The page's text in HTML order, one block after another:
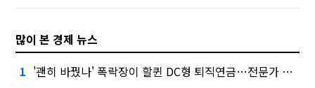
많이 본 경제 뉴스
1 '괜히 바꿨나' 폭락장이 할퀸 DC형 퇴직연금…전문가 조언은